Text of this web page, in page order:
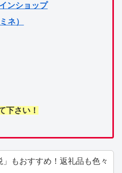
ンショップ
ネ）
下さい！
」もおすすめ！返礼品も色々